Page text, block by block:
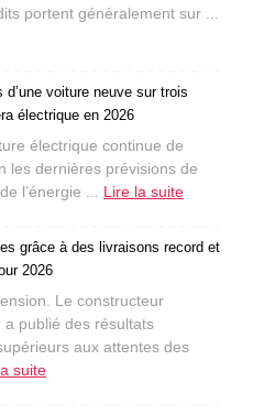
portent généralement sur ...
voiture neuve sur trois
électrique en 2026
électrique continue de
les dernières prévisions de
l’énergie ... Lire la suite
grâce à des livraisons record et
2026
Le constructeur
publié des résultats
aux attentes des
suite